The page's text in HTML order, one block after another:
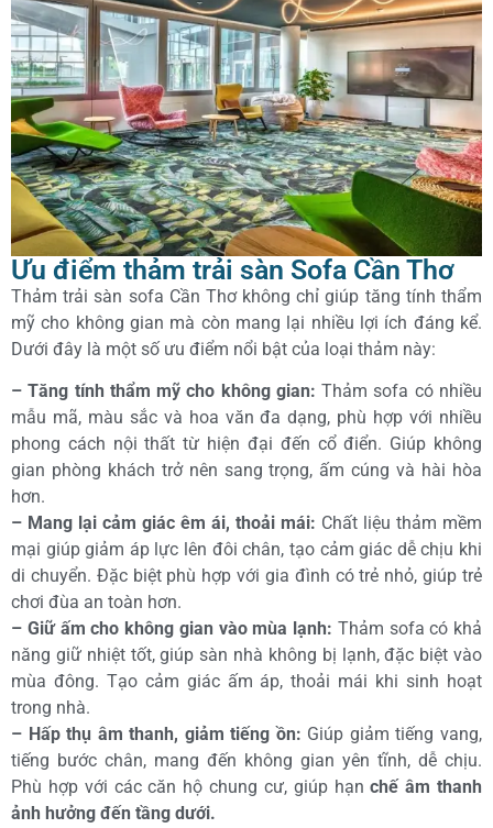
Ưu điểm thảm trải sàn Sofa Cần Thơ
Thảm trải sàn sofa Cần Thơ không chỉ giúp tăng tính thẩm
mỹ cho không gian mà còn mang lại nhiều lợi ích đáng kể.
Dưới đây là một số ưu điểm nổi bật của loại thảm này:
– Tăng tính thẩm mỹ cho không gian: Thảm sofa có nhiều
mẫu mã, màu sắc và hoa văn đa dạng, phù hợp với nhiều
phong cách nội thất từ hiện đại đến cổ điển. Giúp không
gian phòng khách trở nên sang trọng, ấm cúng và hài hòa
hơn.
– Mang lại cảm giác êm ái, thoải mái: Chất liệu thảm mềm
mại giúp giảm áp lực lên đôi chân, tạo cảm giác dễ chịu khi
di chuyển. Đặc biệt phù hợp với gia đình có trẻ nhỏ, giúp trẻ
chơi đùa an toàn hơn.
– Giữ ấm cho không gian vào mùa lạnh: Thảm sofa có khả
năng giữ nhiệt tốt, giúp sàn nhà không bị lạnh, đặc biệt vào
mùa đông. Tạo cảm giác ấm áp, thoải mái khi sinh hoạt
trong nhà.
– Hấp thụ âm thanh, giảm tiếng ồn: Giúp giảm tiếng vang,
tiếng bước chân, mang đến không gian yên tĩnh, dễ chịu.
Phù hợp với các căn hộ chung cư, giúp hạnchế âm thanh
ảnh hưởng đến tầng dưới.